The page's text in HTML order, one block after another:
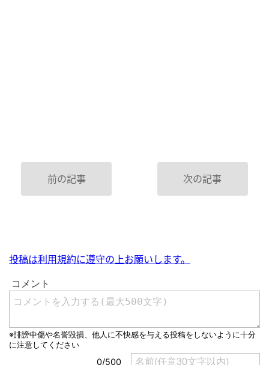
前の記事 次の記事
投稿は利用規約に遵守の上お願いします。